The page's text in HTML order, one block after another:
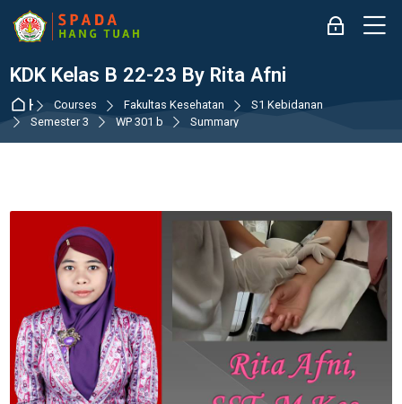
Skip to navigation
Skip to login form
Skip to main content
Skip to accessibility options
Skip to footer
Skip accessibility options
Log in
KDK Kelas B 22-23 By Rita Afni
HomeCourses Fakultas Kesehatan
S1 Kebidanan
Semester 3
WP 301 b Summary